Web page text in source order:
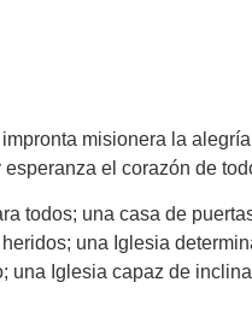
misionera la
el corazón de
todos; una casa de
una Iglesia
Iglesia capaz de